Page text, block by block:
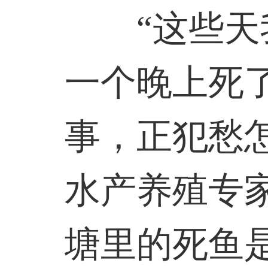
“这些天
一个晚上死
事，正犯愁
水产养殖专
塘里的死鱼